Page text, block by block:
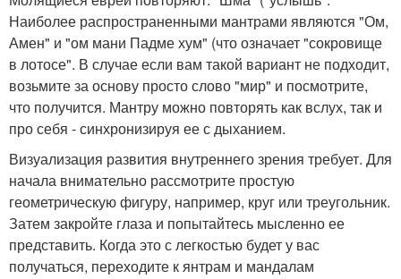
Наиболее распространенными мантрами являются "Ом,
Амен" и "ом мани Падме хум" (что означает "сокровище
в лотосе". В случае если вам такой вариант не подходит,
возьмите за основу просто слово "мир" и посмотрите,
что получится. Мантру можно повторять как вслух, так и
про себя - синхронизируя ее с дыханием.
Визуализация развития внутреннего зрения требует. Для
начала внимательно рассмотрите простую
геометрическую фигуру, например, круг или треугольник.
Затем закройте глаза и попытайтесь мысленно ее
представить. Когда это с легкостью будет у вас
получаться, переходите к янтрам и мандалам